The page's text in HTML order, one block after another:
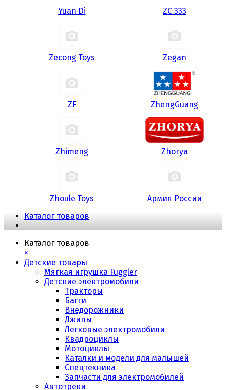
Yuan Di ZC 333
Zecong Toys Zegan
ZF ZhengGuang
Zhimeng Zhorya
Zhoule Toys
Армия России
Каталог товаров
Каталог товаров
×
Детские товары
Мягкая игрушка Fuggler
Детские электромобили
Тракторы
Багги
Внедорожники
Джипы
Легковые электромобили
Квадроциклы
Мотоциклы
Каталки и модели для малышей
Спецтехника
Запчасти для электромобилей
Автотреки